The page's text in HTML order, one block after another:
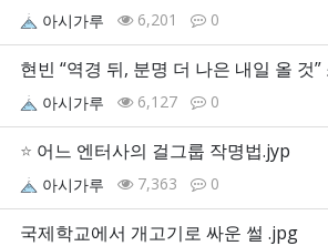
아시가루 6,201 0
현빈 “역경 뒤, 분명 더 나은 내일 올 것”
아시가루 6,127 0
⭐ 어느 엔터사의 걸그룹 작명법.jyp
아시가루 7,363 0
국제학교에서 개고기로 싸운 썰 .jpg